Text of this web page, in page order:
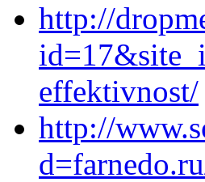
http://
effektivnost/
http://